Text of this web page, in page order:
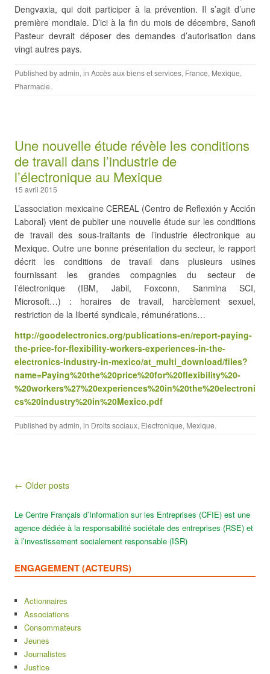
Dengvaxia, qui doit participer à la prévention. Il s’agit d’une
première mondiale. D’ici à la fin du mois de décembre, Sanofi
Pasteur devrait déposer des demandes d’autorisation dans
vingt autres pays.
Published byadmin, in Accès aux biens et services, France, Mexique,
Pharmacie.
Une nouvelle étude révèle les conditions
de travail dans l’industrie de
l’électronique au Mexique
15 avril 2015
L’association mexicaine CEREAL (Centro de Reflexión y Acción
Laboral) vient de publier une nouvelle étude sur les conditions
de travail des sous-traitants de l’industrie électronique au
Mexique. Outre une bonne présentation du secteur, le rapport
décrit les conditions de travail dans plusieurs usines
fournissant les grandes compagnies du secteur de
l’électronique (IBM, Jabil, Foxconn, Sanmina SCI,
Microsoft…) : horaires de travail, harcèlement sexuel,
restriction de la liberté syndicale, rémunérations…
http://goodelectronics.org/publications-en/report-paying-
the-price-for-flexibility-workers-experiences-in-the-
electronics-industry-in-mexico/at_multi_download/files?
name=Paying%20the%20price%20for%20flexibility%20-
%20workers%27%20experiences%20in%20the%20electroni
cs%20industry%20in%20Mexico.pdf
Published byadmin, in Droits sociaux, Electronique, Mexique.
Post navigation
← Older posts
Le Centre Français d’Information sur les Entreprises (CFIE) est une
agence dédiée à la responsabilité sociétale des entreprises (RSE) et
à l’investissement socialement responsable (ISR)
ENGAGEMENT (ACTEURS)
Actionnaires
Associations
Consommateurs
Jeunes
Journalistes
Justice